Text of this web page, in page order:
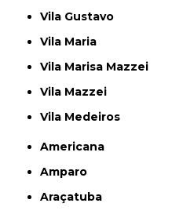
Vila Gustavo
Vila Maria
Vila Marisa Mazzei
Vila Mazzei
Vila Medeiros
Americana
Amparo
Araçatuba